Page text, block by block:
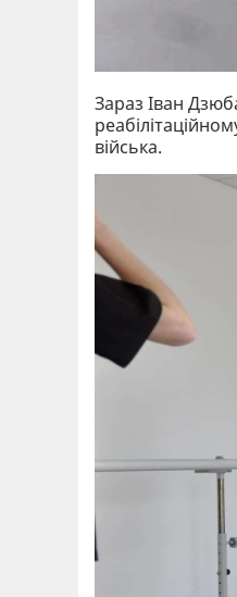
Зараз Іван
війська.